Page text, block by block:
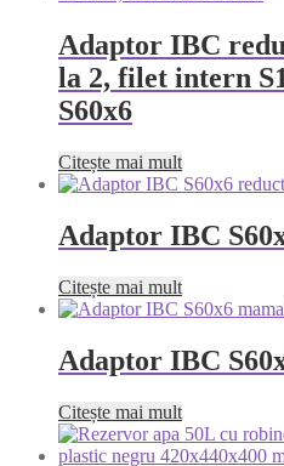
Adaptor IBC
la 2, filet intern
S60x6
Citește mai mult
Adaptor IBC
Citește mai mult
Adaptor IBC
Citește mai mult